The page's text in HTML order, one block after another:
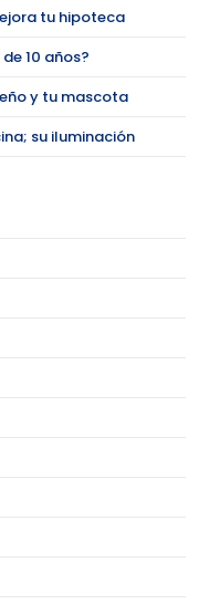
tu hipoteca
10 años?
y tu mascota
su iluminación